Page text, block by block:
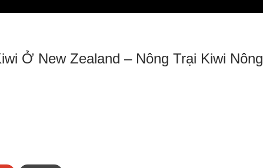
Ở New Zealand – Nông Trại Kiwi Nông